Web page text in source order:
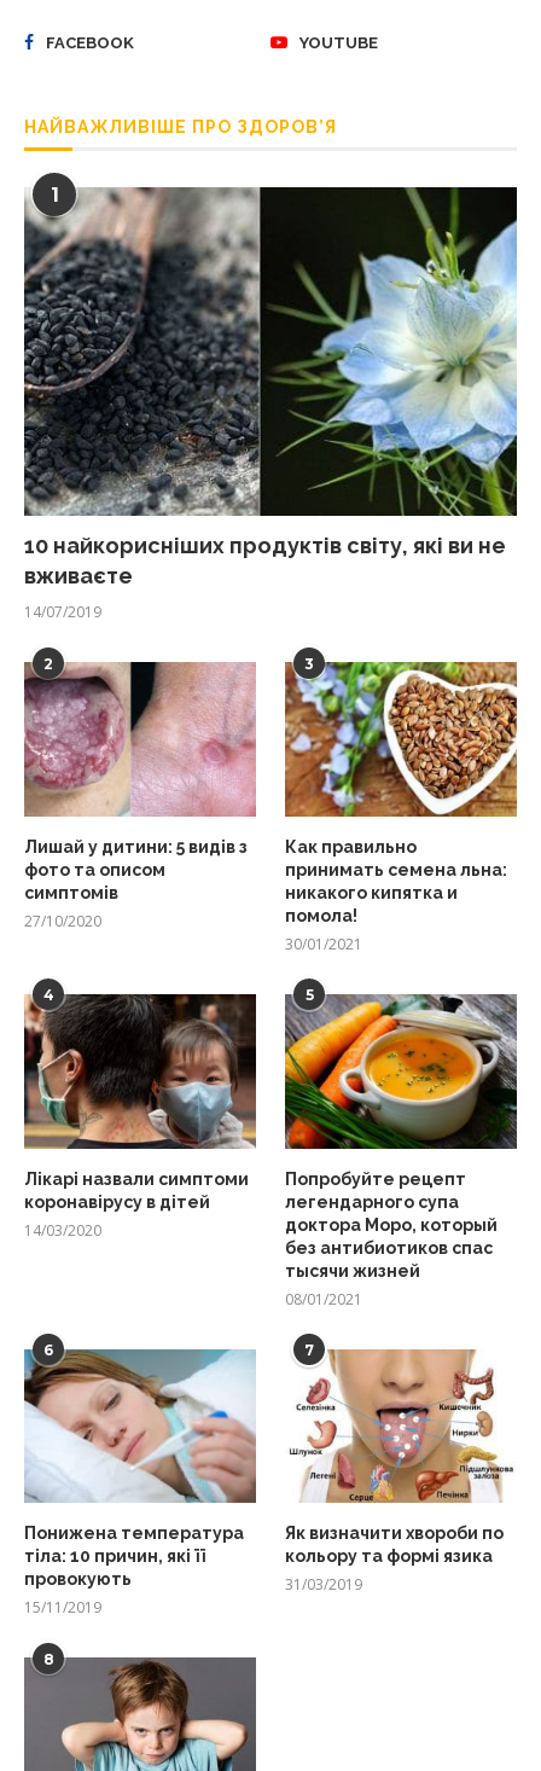
FACEBOOK YOUTUBE
НАЙВАЖЛИВІШЕ ПРО ЗДОРОВ’Я
1
10 найкорисніших продуктів світу, які ви не
вживаєте
14/07/2019
2
Лишай у дитини: 5 видів з
фото та описом
симптомів
27/10/2020
3
Как правильно
принимать семена льна:
никакого кипятка и
помола!
30/01/2021
4
Лікарі назвали симптоми
коронавірусу в дітей
14/03/2020
5
Попробуйте рецепт
легендарного супа
доктора Моро, который
без антибиотиков спас
тысячи жизней
08/01/2021
6
Понижена температура
тіла: 10 причин, які її
провокують
15/11/2019
7
Як визначити хвороби по
кольору та формі язика
31/03/2019
8